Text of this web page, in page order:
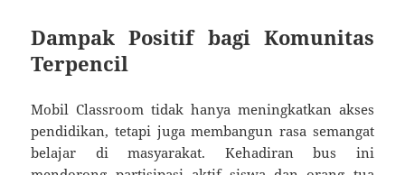
Dampak Positif bagi Komunitas
Terpencil
Mobil Classroom tidak hanya meningkatkan akses
pendidikan, tetapi juga membangun rasa semangat
belajar di masyarakat. Kehadiran bus ini